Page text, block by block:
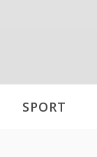
SPORT